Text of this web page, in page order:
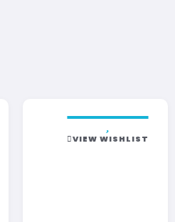
VIEW WISHLIST